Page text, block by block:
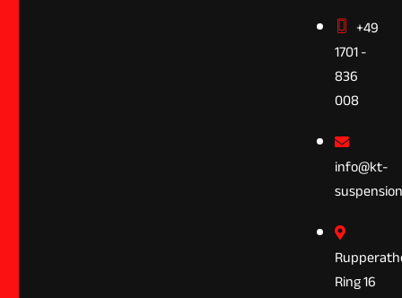
+49
1701 -
836
008
info@kt-
Ring 16